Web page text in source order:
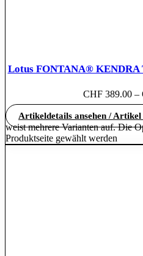
Lotus FONTANA® KENDRA
CHF 389.00 –
Artikeldetails ansehen / Artikel
weist mehrere Varianten auf. Die
Produktseite gewählt werden